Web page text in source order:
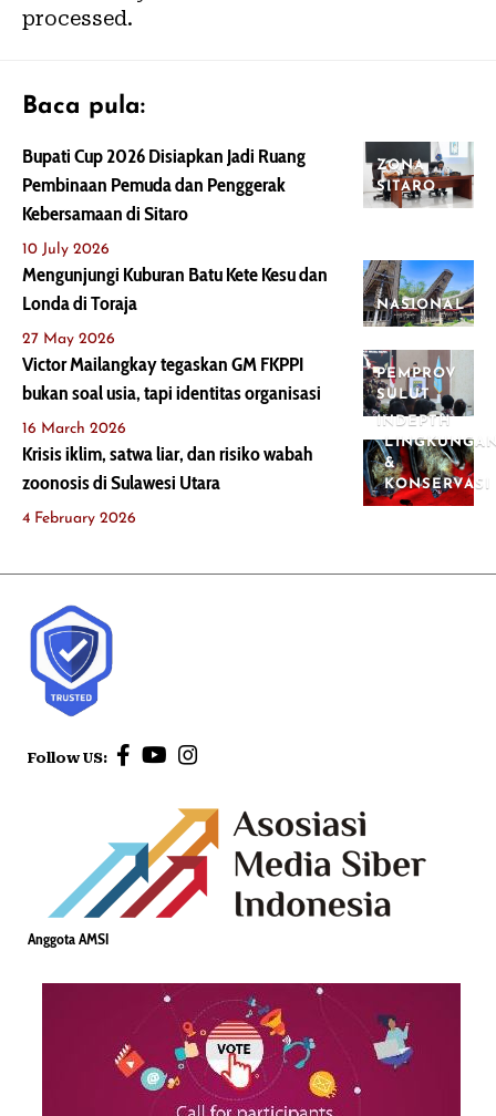
processed.
Baca pula:
ZONA
SITARO
Bupati Cup 2026 Disiapkan Jadi Ruang
Pembinaan Pemuda dan Penggerak
Kebersamaan di Sitaro
10 July 2026
NASIONAL
Mengunjungi Kuburan Batu Kete Kesu dan
Londa di Toraja
27 May 2026
PEMPROV
SULUT
Victor Mailangkay tegaskan GM FKPPI
bukan soal usia, tapi identitas organisasi
16 March 2026
INDEPTH
&
KONSERVASI
Krisis iklim, satwa liar, dan risiko wabah
zoonosis di Sulawesi Utara
4 February 2026
Follow US:
Anggota AMSI